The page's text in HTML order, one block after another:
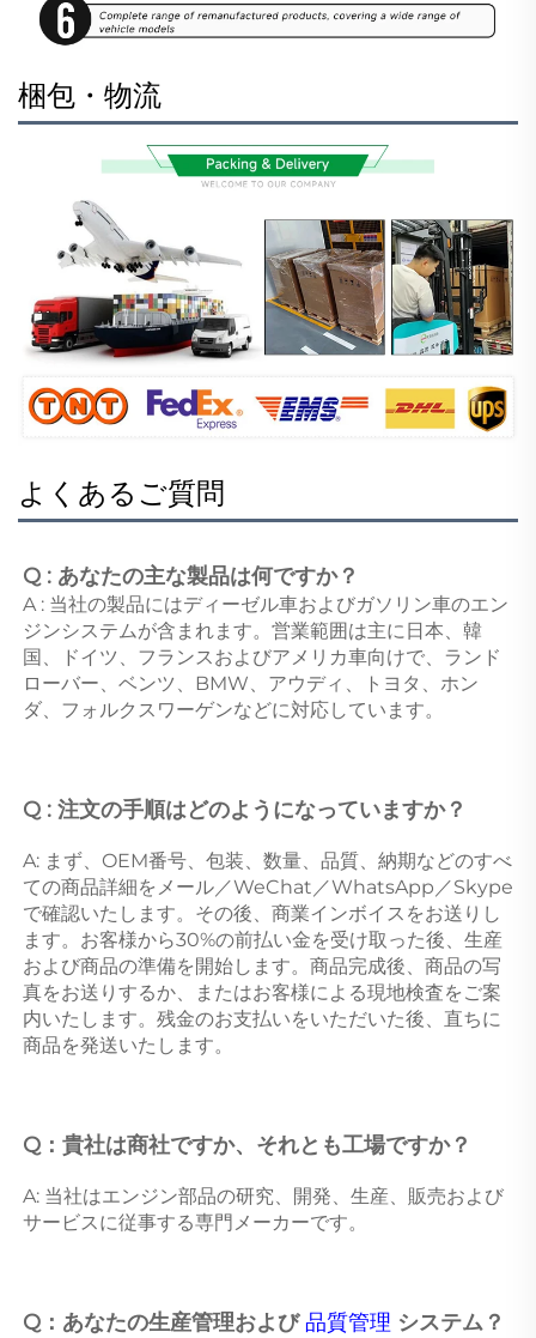
梱包・物流
よくあるご質問
Q : あなたの主な製品は何ですか？
A : 当社の製品にはディーゼル車およびガソリン車のエン
ジンシステムが含まれます。営業範囲は主に日本、韓
国、ドイツ、フランスおよびアメリカ車向けで、ランド
ローバー、ベンツ、BMW、アウディ、トヨタ、ホン
ダ、フォルクスワーゲンなどに対応しています。
Q : 注文の手順はどのようになっていますか？
A: まず、OEM番号、包装、数量、品質、納期などのすべ
ての商品詳細をメール／WeChat／WhatsApp／Skype
で確認いたします。その後、商業インボイスをお送りし
ます。お客様から30%の前払い金を受け取った後、生産
および商品の準備を開始します。商品完成後、商品の写
真をお送りするか、またはお客様による現地検査をご案
内いたします。残金のお支払いをいただいた後、直ちに
商品を発送いたします。
Q：貴社は商社ですか、それとも工場ですか？
A: 当社はエンジン部品の研究、開発、生産、販売および
サービスに従事する専門メーカーです。
Q：あなたの生産管理および 品質管理 システム？